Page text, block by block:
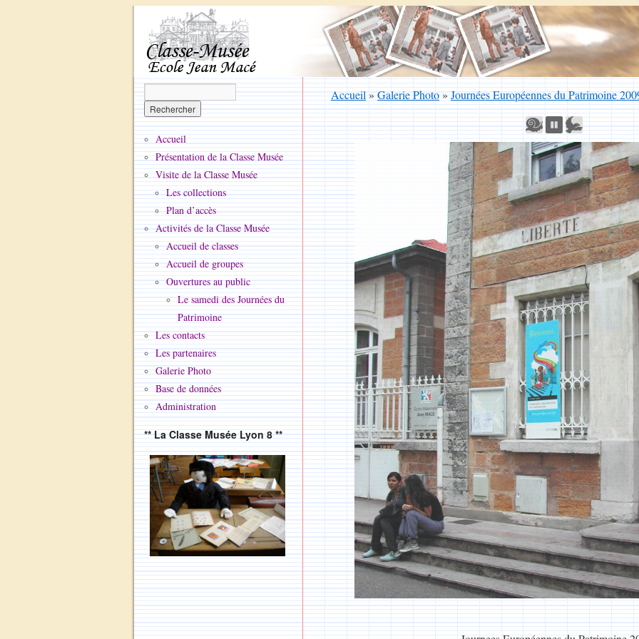
Accueil»Galerie Photo»Journées Européennes du Patrimoine
Accueil
Présentation de la Classe Musée
Visite de la Classe Musée
Les collections
Plan d’accès
Activités de la Classe Musée
Accueil de classes
Accueil de groupes
Ouvertures au public
Le samedi des Journées du
Patrimoine
Les contacts
Les partenaires
Galerie Photo
Base de données
Administration
** La Classe Musée Lyon 8 **